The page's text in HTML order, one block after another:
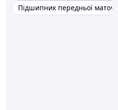
Підшипник передньої